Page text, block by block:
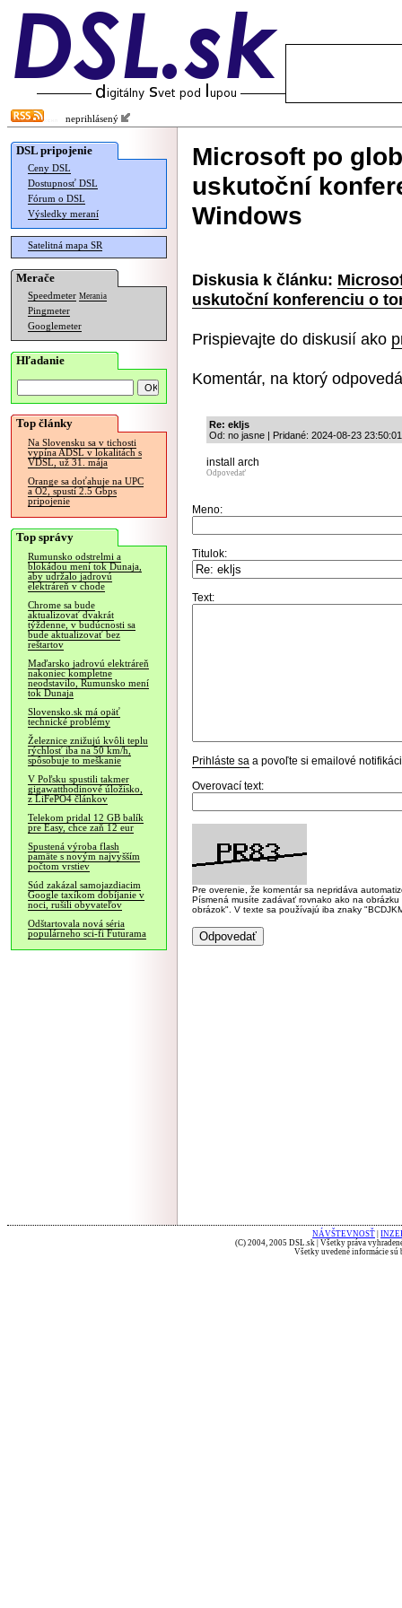
neprihlásený
DSL pripojenie
Ceny DSL
Dostupnosť DSL
Fórum o DSL
Výsledky meraní
Satelitná mapa SR
Merače
Speedmeter Merania
Pingmeter
Googlemeter
Hľadanie
Top články
Na Slovensku sa v tichosti
vypína ADSL v lokalitách s
VDSL, už 31. mája
Orange sa doťahuje na UPC
a O2, spustí 2.5 Gbps
pripojenie
Top správy
Rumunsko odstrelmi a
blokádou mení tok Dunaja,
aby udržalo jadrovú
elektráreň v chode
Chrome sa bude
aktualizovať dvakrát
týždenne, v budúcnosti sa
bude aktualizovať bez
reštartov
Maďarsko jadrovú elektráreň
nakoniec kompletne
neodstavilo, Rumunsko mení
tok Dunaja
Slovensko.sk má opäť
technické problémy
Železnice znižujú kvôli teplu
rýchlosť iba na 50 km/h,
spôsobuje to meškanie
V Poľsku spustili takmer
gigawatthodinové úložisko,
z LiFePO4 článkov
Telekom pridal 12 GB balík
pre Easy, chce zaň 12 eur
Spustená výroba flash
pamäte s novým najvyšším
počtom vrstiev
Súd zakázal samojazdiacim
Google taxíkom dobíjanie v
noci, rušili obyvateľov
Odštartovala nová séria
populárneho sci-fi Futurama
Microsoft po
uskutoční
Windows
Diskusia k článku:
uskutoční konferenciu o
Prispievajte do diskusií ako
Komentár, na ktorý
Re: ekljs
Od: no jasne | Pridané: 2024-08-23 23:50:01
install arch
Odpovedať
Meno:
Titulok:
Text:
Prihláste sa a povoľte si emailové
Overovací text:
Pre overenie, že komentár sa nepridáva
Písmená musíte zadávať rovnako ako na
obrázok". V texte sa používajú iba znaky
NÁVŠTEVNOSŤ
(C) 2004, 2005 DSL.sk | Všetky práva
Všetky uvedené informácie sú